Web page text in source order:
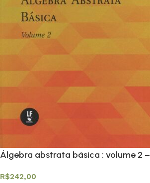
Álgebra abstrata básica : volume 2 –
R$242,00